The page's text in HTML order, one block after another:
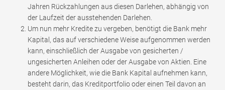
Jahren Rückzahlungen aus diesen Darlehen, abhängig von
der Laufzeit der ausstehenden Darlehen.
Um nun mehr Kredite zu vergeben, benötigt die Bank mehr
Kapital, das auf verschiedene Weise aufgenommen werden
kann, einschließlich der Ausgabe von gesicherten /
ungesicherten Anleihen oder der Ausgabe von Aktien. Eine
andere Möglichkeit, wie die Bank Kapital aufnehmen kann,
besteht darin, das Kreditportfolio oder einen Teil davon an